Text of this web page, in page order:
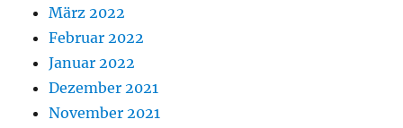
März 2022
Februar 2022
Januar 2022
Dezember 2021
November 2021